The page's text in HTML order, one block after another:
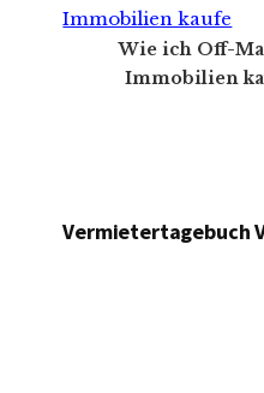
Wie ich Off-
Immobilien
Vermietertagebuch